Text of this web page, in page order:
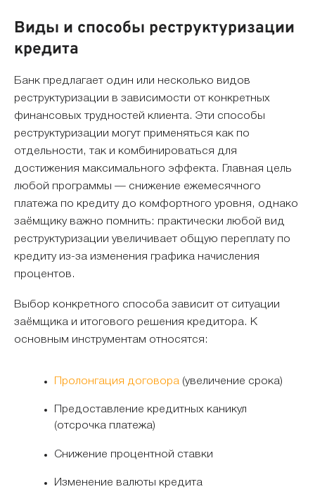
Виды и способы реструктуризации
кредита
Банк предлагает один или несколько видов
реструктуризации в зависимости от конкретных
финансовых трудностей клиента. Эти способы
реструктуризации могут применяться как по
отдельности, так и комбинироваться для
достижения максимального эффекта. Главная цель
любой программы — снижение ежемесячного
платежа по кредиту до комфортного уровня, однако
заёмщику важно помнить: практически любой вид
реструктуризации увеличивает общую переплату по
кредиту из-за изменения графика начисления
процентов.
Выбор конкретного способа зависит от ситуации
заёмщика и итогового решения кредитора. К
основным инструментам относятся:
Пролонгация договора (увеличение срока)
Предоставление кредитных каникул
(отсрочка платежа)
Снижение процентной ставки
Изменение валюты кредита